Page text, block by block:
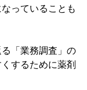
っていることも
「業務調査」の
するために薬剤